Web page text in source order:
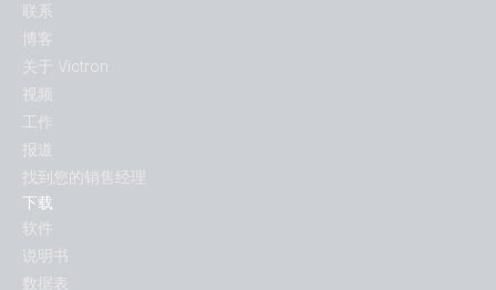
下载
软件
说明书
数据表
联系
博客
关于 Victron
视频
工作
报道
找到您的销售经理